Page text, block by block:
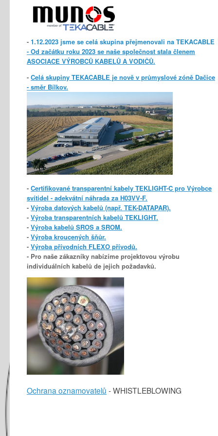
- 1.12.2023 jsme se celá skupina přejmenovali na TEKACABLE
- Od začátku roku 2023 se naše společnost stala členem
ASOCIACE VÝROBCŮ KABELŮ A VODIČŮ.
- Celá skupiny TEKACABLE je nově v průmyslové zóně Dačice
- směr Bílkov.
- Certifikované transparentní kabely TEKLIGHT-C pro Výrobce
svítidel - adekvátní náhrada za H03VV-F.
- Výroba datových kabelů (např. TEK-DATAPAR).
- Výroba transparentních kabelů TEKLIGHT.
- Výroba kabelů SROS a SROM.
- Výroba kroucených šňůr.
- Výroba přívodních FLEXO přívodů.
- Pro naše zákazníky nabízíme projektovou výrobu
individuálních kabelů de jejich požadavků.
Ochrana oznamovatelů - WHISTLEBLOWING